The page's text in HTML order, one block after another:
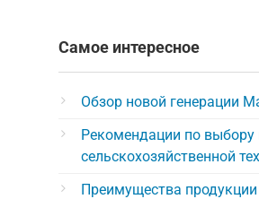
Самое интересное
Обзор новой генерации
Рекомендации по
сельскохозяйственной
Преимущества продукции